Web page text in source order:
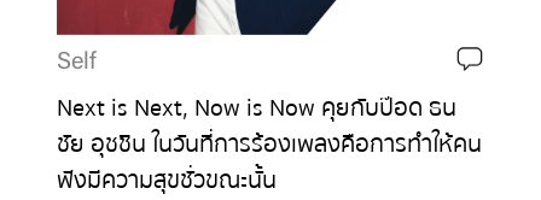
Self
Next is Next, Now is Now คุยกับป๊อด ธน
ชัย อุชชิน ในวันที่การร้องเพลงคือการทำให้คน
ฟังมีความสุขชั่วขณะนั้น